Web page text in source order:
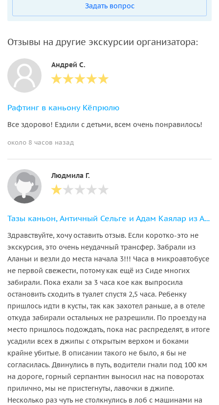
Задать вопрос
Отзывы на другие экскурсии организатора:
Андрей С.
Рафтинг в каньону Кёпрюлю
Все здорово! Ездили с детьми, всем очень понравилось!
около 8 часов назад
Людмила Г.
Тазы каньон, Античный Сельге и Адам Каялар из Алании
Здравствуйте, хочу оставить отзыв. Если коротко-это не
экскурсия, это очень неудачный трансфер. Забрали из
Аланьи и везли до места начала 3!!! Часа в микроавтобусе
не первой свежести, потому как ещё из Сиде многих
забирали. Пока ехали за 3 часа кое как выпросила
остановить сходить в туалет спустя 2,5 часа. Ребенку
пришлось идти в кусты, так как захотел раньше, а в отеле
откуда забирали остальных не разрешили. По проезду на
место пришлось подождать, пока нас распределят, в итоге
усадили всех в джипы с открытым верхом и боками
крайне убитые. В описании такого не было, я бы не
согласилась. Двинулись в путь, водители гнали под 100 км
на дороге, горный серпантин выносил нас на поворотах
прилично, мы не пристегнуты, лавочки в джипе.
Несколько раз чуть не столкнулись в лоб с машинами на